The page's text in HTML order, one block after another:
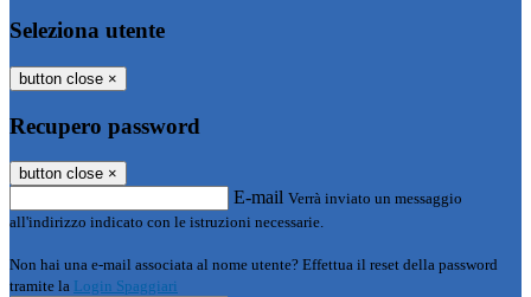
Seleziona utente
button close ×
Recupero password
button close ×
E-mail Verrà inviato un messaggio
all'indirizzo indicato con le istruzioni necessarie.
Non hai una e-mail associata al nome utente? Effettua il reset della password
tramite la Login Spaggiari